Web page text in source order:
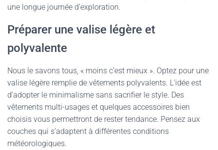
une longue journée d’exploration.
Préparer une valise légère et
polyvalente
Nous le savons tous, « moins c’est mieux ». Optez pour une
valise légère remplie de vêtements polyvalents. L’idée est
d’adopter le minimalisme sans sacrifier le style. Des
vêtements multi-usages et quelques accessoires bien
choisis vous permettront de rester tendance. Pensez aux
couches qui s’adaptent à différentes conditions
météorologiques.